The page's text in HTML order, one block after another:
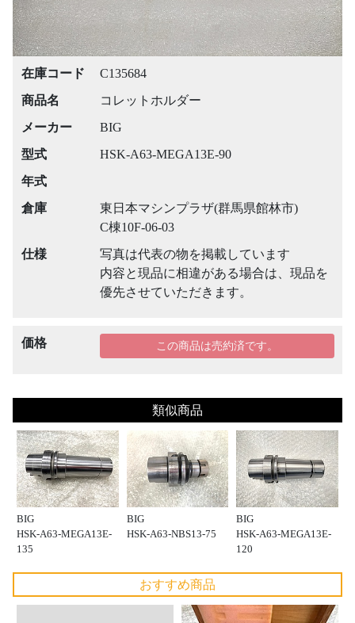
在庫コード
C135684
商品名
コレットホルダー
メーカー
BIG
型式
HSK-A63-MEGA13E-90
年式
倉庫
東日本マシンプラザ(群馬県館林市)
C棟10F-06-03
仕様
写真は代表の物を掲載しています
内容と現品に相違がある場合は、現品を
優先させていただきます。
価格 この商品は売約済です。
類似商品
BIG
HSK-A63-MEGA13E-
135
BIG
HSK-A63-NBS13-75
BIG
HSK-A63-MEGA13E-
120
おすすめ商品